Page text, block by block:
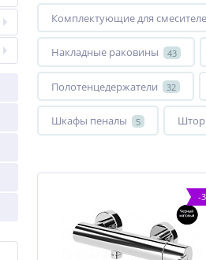
Комплектующие для
Накладные раковины 43
Полотенцедержатели 32
Шкафы пеналы 5
-